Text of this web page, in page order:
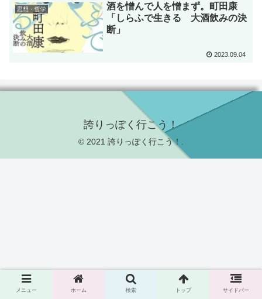
思想・哲学
酒を憎んで人を憎まず。町田康
「しらふで生きる 大酒飲みの決
断」
2023.09.04
誇りっぽく行こう！
© 2021 誇りっぽく行こう！.
メニュー ホーム 検索 トップ サイドバー